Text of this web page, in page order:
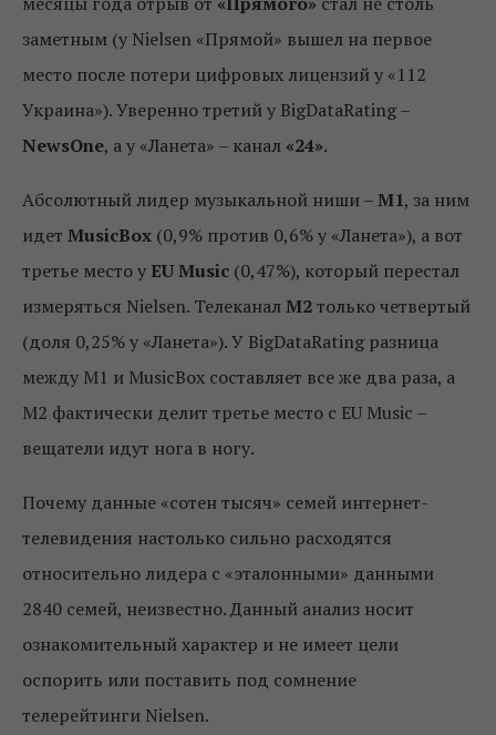
заметным (у Nielsen «Прямой» вышел на первое
место после потери цифровых лицензий у «112
Украина»). Уверенно третий у BigDataRating –
NewsOne, а у «Ланета» – канал «24».
Абсолютный лидер музыкальной ниши –М1, за ним
идет MusicBox (0,9% против 0,6% у «Ланета»), а вот
третье место у EU Music (0,47%), который перестал
измеряться Nielsen. ТелеканалМ2только четвертый
(доля 0,25% у «Ланета»). У BigDataRating разница
между М1 и MusicBox составляет все же два раза, а
М2 фактически делит третье место с EU Music –
вещатели идут нога в ногу.
Почему данные «сотен тысяч» семей интернет-
телевидения настолько сильно расходятся
относительно лидера с «эталонными» данными
2840 семей, неизвестно. Данный анализ носит
ознакомительный характер и не имеет цели
оспорить или поставить под сомнение
телерейтинги Nielsen.